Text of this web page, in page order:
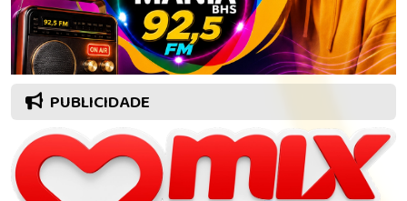
PUBLICIDADE